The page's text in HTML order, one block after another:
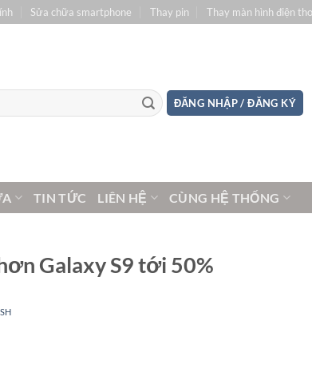
Sửa chữa smartphone Thay pin Thay màn hình điện
ĐĂNG NHẬP / ĐĂNG KÝ
TIN TỨC LIÊN HỆ CÙNG HỆ THỐNG
Galaxy S9 tới 50%